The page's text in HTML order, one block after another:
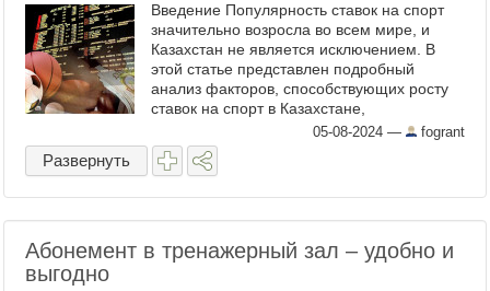
Введение Популярность ставок на спорт
значительно возросла во всем мире, и
Казахстан не является исключением. В
этой статье представлен подробный
анализ факторов, способствующих росту
ставок на спорт в Казахстане,
законодательной базы, тенденций рынка и
перспектив развития. ...
05-08-2024 — fogrant
Развернуть
Абонемент в тренажерный зал – удобно и
выгодно